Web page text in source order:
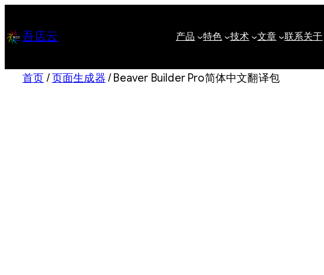
至
容
吾店云 产品 特色 技术 文章 联系关于
首页 /页面生成器 / Beaver Builder Pro简体中文翻译包